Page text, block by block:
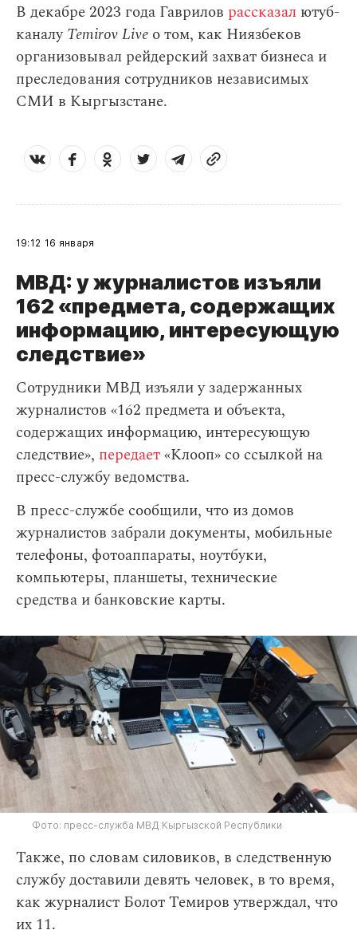
В декабре 2023 года Гаврилов рассказал ютуб-
каналуTemirov Live о том, как Ниязбеков
организовывал рейдерский захват бизнеса и
преследования сотрудников независимых
СМИ в Кыргызстане.
19:12 16 января
МВД: у журналистов изъяли
162 «предмета, содержащих
информацию, интересующую
следствие»
Сотрудники МВД изъяли у задержанных
журналистов «162 предмета и объекта,
содержащих информацию, интересующую
следствие», передает«Клооп» со ссылкой на
пресс-службу ведомства.
В пресс-службе сообщили, что из домов
журналистов забрали документы, мобильные
телефоны, фотоаппараты, ноутбуки,
компьютеры, планшеты, технические
средства и банковские карты.
Фото: пресс-служба МВД Кыргызской Республики
Также, по словам силовиков, в следственную
службу доставили девять человек, в то время,
как журналист Болот Темиров утверждал, что
их 11.